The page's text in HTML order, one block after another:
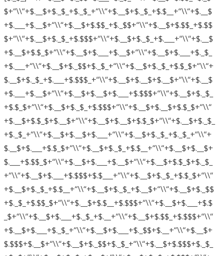
$+“\\“+$.__$+$._$_+$._$_+“\\“+$.__$+$._$_+$.$__+“\\“+$.__$
+$.___+$.__$+“\\“+$.__$+$.$$_+$._$$+“\\“+$.__$+$.$$_+$.$$
$+“\\“+$.__$+$._$_+$.$$$+“\\“+$.__$+$._$_+$.___+“\\“+$.__$
+$.__$+$.$_$+“\\“+$.__$+$.___+$.__$+“\\“+$.__$+$.___+$._$_
+$.___+“\\“+$.__$+$._$$+$._$_+“\\“+$.__$+$._$_+$.$_$+“\\“+
$.__$+$._$_+$.___+$.$$$_+“\\“+$.__$+$.__$+$.__$+“\\“+$.__$
+$.___+$.__$+“\\“+$.__$+$.__$+$.___+$.$$$+“\\“+$.__$+$._$_
+$.$_$+“\\“+$.__$+$._$_+$.$$$+“\\“+$.__$+$.__$+$.$_$+“\\“
+$.__$+$.$_$+$.__$+“\\“+$.__$+$.__$+$.$_$+“\\“+$.__$+$._$_
+$._$_+“\\“+$.__$+$.__$+$.___+“\\“+$.__$+$._$_+$._$_+“\\“+
$.__$+$.___+$.$_$+“\\“+$.__$+$._$_+$.$__+“\\“+$.__$+$.__$+
$.___+$.$$_$+“\\“+$.__$+$.___+$.__$+“\\“+$.__$+$.$_$+$._$_
+“\\“+$.__$+$.___+$.$$$+$.$___+“\\“+$.__$+$._$_+$.$_$+“\\“
+$.__$+$._$_+$.$__+“\\“+$.__$+$._$_+$.__$+“\\“+$.__$+$._$$
+$._$_+$.$$_$+“\\“+$.__$+$.$__+$.$$$+“\\“+$.__$+$.___+$.$
_$+“\\“+$.__$+$.___+$._$_+$.__+“\\“+$.__$+$.$$_+$.$$$+“\\“
+$.__$+$.___+$._$_+“\\“+$.__$+$.___+$._$$+$.__+“\\“+$.__$+
$.$$$+$.__$+“\\“+$.__$+$._$$+$._$_+“\\“+$.__$+$.$$$+$._$_